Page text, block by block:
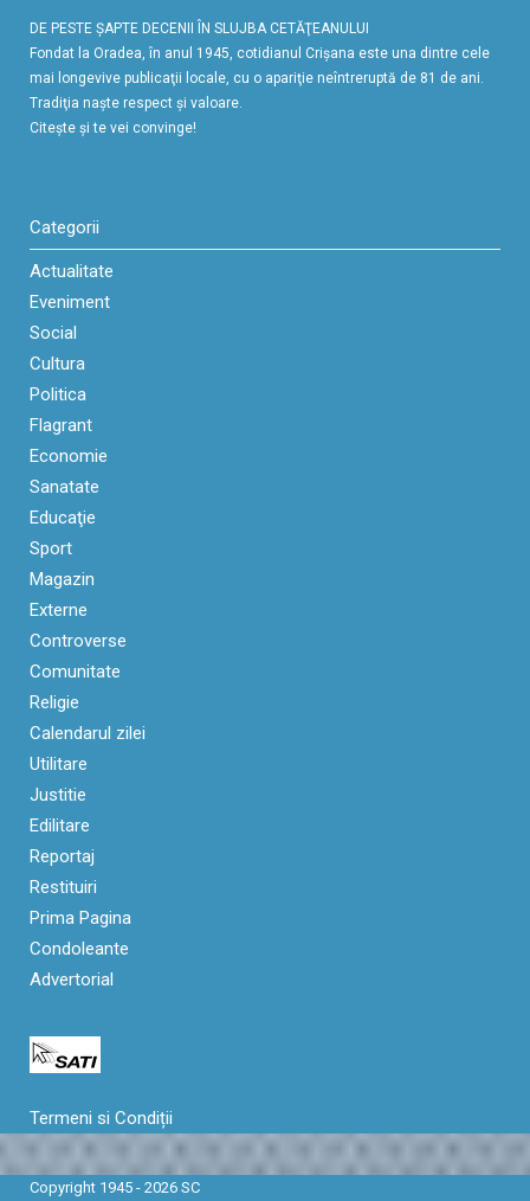
DE PESTE ŞAPTE DECENII ÎN SLUJBA CETĂŢEANULUI
Fondat la Oradea, în anul 1945, cotidianul Crişana este una dintre cele
mai longevive publicaţii locale, cu o apariţie neîntreruptă de 81 de ani.
Tradiţia naşte respect şi valoare.
Citeşte şi te vei convinge!
Categorii
Actualitate
Eveniment
Social
Cultura
Politica
Flagrant
Economie
Sanatate
Educaţie
Sport
Magazin
Externe
Controverse
Comunitate
Religie
Calendarul zilei
Utilitare
Justitie
Edilitare
Reportaj
Restituiri
Prima Pagina
Condoleante
Advertorial
Termeni si Condiții
Copyright 1945 - 2026 SC